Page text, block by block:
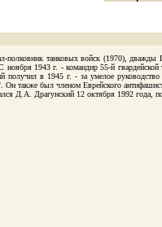
танковых войск (1970), дважды
ноября 1943 г. - командир 55-й
получил в 1945 г. - за умелое
Он также был членом Еврейского
Д.А. Драгунский 12 октября 1992 года,